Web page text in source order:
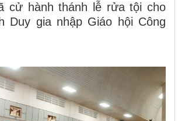
cử hành thánh lễ rửa tội cho
Duy gia nhập Giáo hội Công